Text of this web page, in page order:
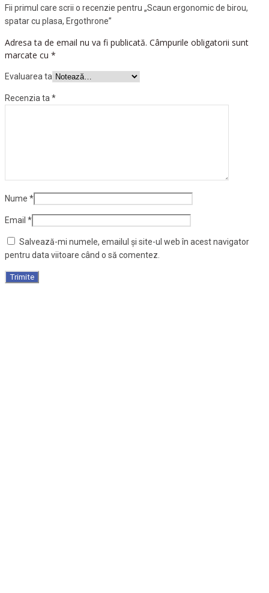
Fii primul care scrii o recenzie pentru „Scaun ergonomic de birou,
spatar cu plasa, Ergothrone”
Adresa ta de email nu va fi publicată. Câmpurile obligatorii sunt
marcate cu *
Evaluarea ta
Recenzia ta *
Nume *
Email *
Salvează-mi numele, emailul și site-ul web în acest navigator
pentru data viitoare când o să comentez.